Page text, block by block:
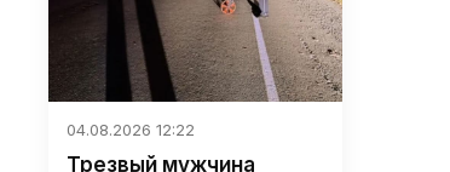
04.08.2026 12:22
Трезвый мужчина